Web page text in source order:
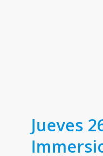
Jueves